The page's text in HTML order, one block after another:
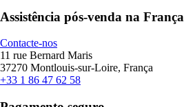
Assistência pós-venda na França
Contacte-nos
11 rue Bernard Maris
37270 Montlouis-sur-Loire, França
+33 1 86 47 62 58